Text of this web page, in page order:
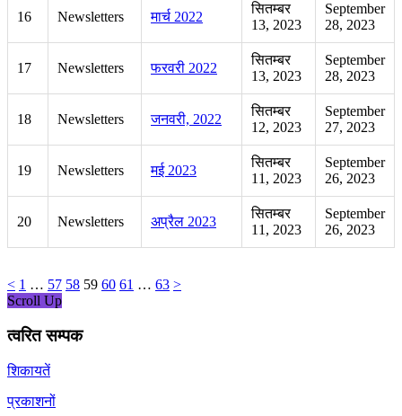
16 Newsletters मार्च 2022
सितम्बर
13, 2023
September
28, 2023
17 Newsletters फरवरी 2022
सितम्बर
13, 2023
September
28, 2023
18 Newsletters जनवरी, 2022
सितम्बर
12, 2023
September
27, 2023
19 Newsletters मई 2023
सितम्बर
11, 2023
September
26, 2023
20 Newsletters अप्रैल 2023
सितम्बर
11, 2023
September
26, 2023
< 1 … 57 58 59 60 61 … 63 >
Scroll Up
त्वरित सम्पक
शिकायतें
प्रकाशनों